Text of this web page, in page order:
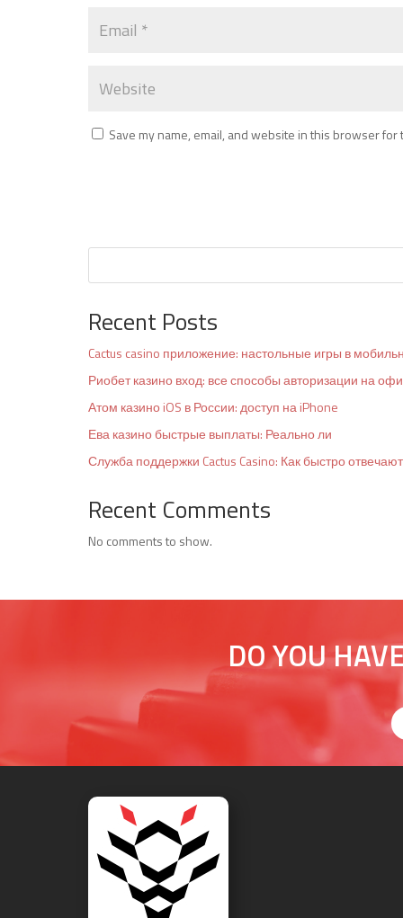
Save my name, email, and website in this browser for
Recent Posts
Cactus casino приложение: настольные игры в
Риобет казино вход: все способы авторизации на
Атом казино iOS в России: доступ на iPhone
Ева казино быстрые выплаты: Реально ли
Служба поддержки Cactus Casino: Как быстро
Recent Comments
No comments to show.
DO YOU